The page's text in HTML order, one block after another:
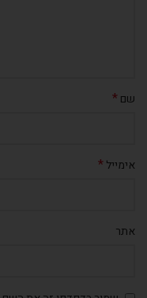
שם*
אימייל*
אתר